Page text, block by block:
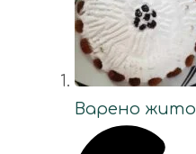
Варено жито